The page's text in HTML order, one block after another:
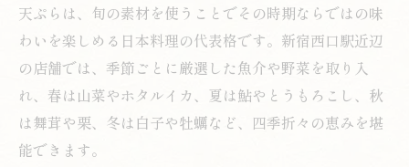
天ぷらは、旬の素材を使うことでその時期ならではの味
わいを楽しめる日本料理の代表格です。新宿西口駅近辺
の店舗では、季節ごとに厳選した魚介や野菜を取り入
れ、春は山菜やホタルイカ、夏は鮎やとうもろこし、秋
は舞茸や栗、冬は白子や牡蠣など、四季折々の恵みを堪
能できます。